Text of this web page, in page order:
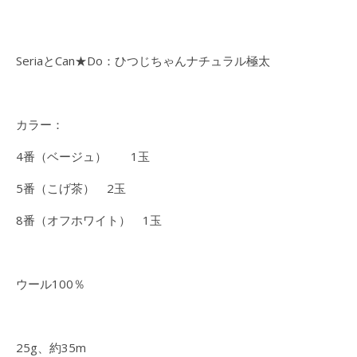
SeriaとCan★Do：ひつじちゃんナチュラル極太
カラー：
4番（ベージュ） 1玉
5番（こげ茶） 2玉
8番（オフホワイト） 1玉
ウール100％
25g、約35m